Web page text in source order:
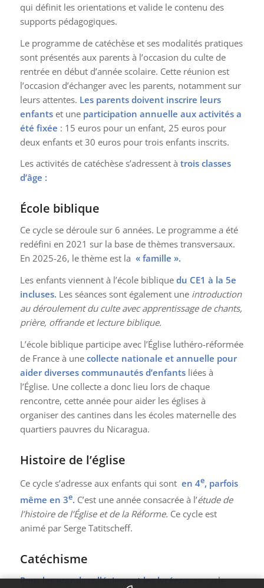
qui définit les orientations et valide le contenu des
supports pédagogiques.
Le programme de catéchèse et ses modalités pratiques
sont présentés aux parents à l’occasion du culte de
rentrée en début d’année scolaire. Cette réunion est
l’occasion d’échanger avec les parents, notamment sur
leurs attentes. Les parents doivent inscrire leurs
enfantset une participation annuelle aux activités a
été fixée : 15 euros pour un enfant, 25 euros pour
deux enfants et 30 euros pour trois enfants inscrits.
Les activités de catéchèse s’adressent à trois classes
d’âge :
École biblique
Ce cycle se déroule sur 6 années. Le programme a été
redéfini en 2021 sur la base de thèmes transversaux.
En 2025-26, le thème est la « famille ».
Les enfants viennent à l’école biblique du CE1 à la 5e
incluses. Les séances sont également une introduction
au déroulement du culte avec apprentissage de chants,
prière, offrande et lecture biblique.
L’école biblique participe avec l’Église luthéro-réformée
de France à une collecte nationale et annuelle pour
aider diverses communautés d’enfantsliées à
l’Église. Une collecte a donc lieu lors de chaque
rencontre, cette année pour aider les églises à
organiser des cantines dans les écoles maternelle des
quartiers pauvres du Nicaragua.
Histoire de l’église
Ce cycle s’adresse aux enfants qui sont en 4e, parfois
même en 3e. C’est une année consacrée à l’étude de
l’histoire de l’Église et de la Réforme. Ce cycle est
animé par Serge Tatitscheff.
Catéchisme
Pour les grands collégiens et les lycéens,ce cycle